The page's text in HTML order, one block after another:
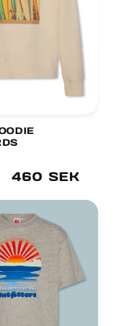
460 SEK